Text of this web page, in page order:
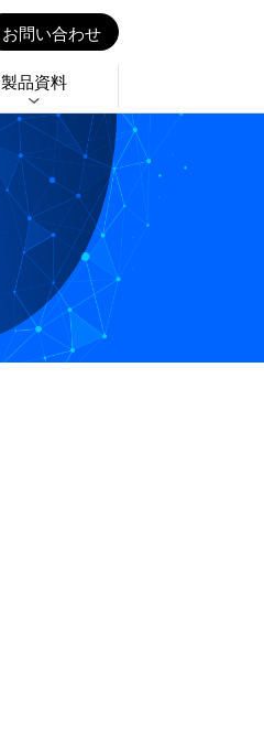
お問い合わせ
製品資料